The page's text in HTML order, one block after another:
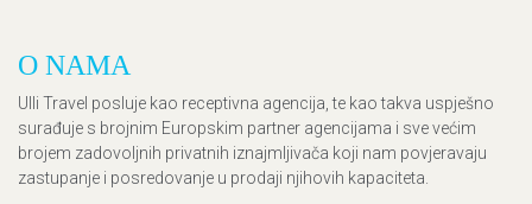
O NAMA
Ulli Travel posluje kao receptivna agencija, te kao takva uspješno
surađuje s brojnim Europskim partner agencijama i sve većim
brojem zadovoljnih privatnih iznajmljivača koji nam povjeravaju
zastupanje i posredovanje u prodaji njihovih kapaciteta.